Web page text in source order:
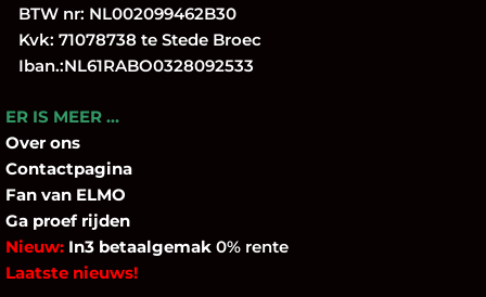
BTW nr: NL002099462B30
Kvk: 71078738 te Stede Broec
Iban.:NL61RABO0328092533
ER IS MEER …
Over ons
Contactpagina
Fan van ELMO
Ga proef rijden
Nieuw: In3 betaalgemak 0% rente
Laatste nieuws!